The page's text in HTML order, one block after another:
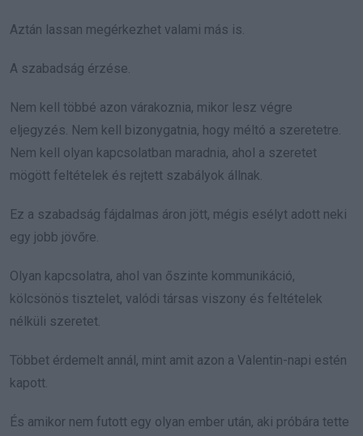
Aztán lassan megérkezhet valami más is.
A szabadság érzése.
Nem kell többé azon várakoznia, mikor lesz végre
eljegyzés. Nem kell bizonygatnia, hogy méltó a szeretetre.
Nem kell olyan kapcsolatban maradnia, ahol a szeretet
mögött feltételek és rejtett szabályok állnak.
Ez a szabadság fájdalmas áron jött, mégis esélyt adott neki
egy jobb jövőre.
Olyan kapcsolatra, ahol van őszinte kommunikáció,
kölcsönös tisztelet, valódi társas viszony és feltételek
nélküli szeretet.
Többet érdemelt annál, mint amit azon a Valentin-napi estén
kapott.
És amikor nem futott egy olyan ember után, aki próbára tette